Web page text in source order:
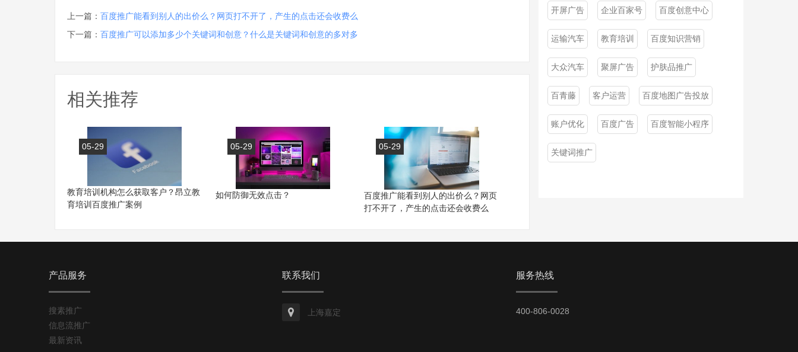
上一篇： 百度推广能看到别人的出价么？网页打不开了，产生的点击还会收费么
下一篇： 百度推广可以添加多少个关键词和创意？什么是关键词和创意的多对多
相关推荐
05-29
教育培训机构怎么获取客户？昂立教
育培训百度推广案例
05-29
如何防御无效点击？
05-29
百度推广能看到别人的出价么？网页
打不开了，产生的点击还会收费么
开屏广告 企业百家号 百度创意中心
运输汽车 教育培训 百度知识营销
大众汽车 聚屏广告 护肤品推广
百青藤 客户运营 百度地图广告投放
账户优化 百度广告 百度智能小程序
关键词推广
产品服务
搜素推广
信息流推广
最新资讯
联系我们
上海嘉定
服务热线
400-806-0028